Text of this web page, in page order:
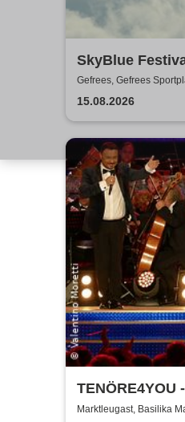
SkyBlue
Sportplatz
Gefrees, Gefrees
15.08.2026
TENÖRE4YOU
Napoli & Pietro
Marktleugast, Basilika